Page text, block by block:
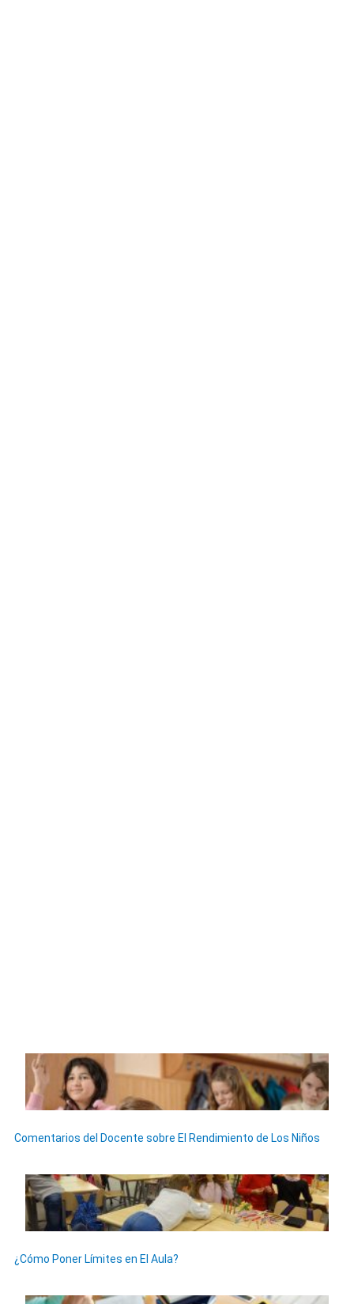
Comentarios del Docente sobre El Rendimiento de Los Niños
¿Cómo Poner Límites en El Aula?